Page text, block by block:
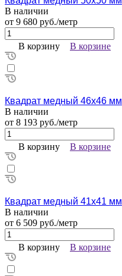
В наличии
от 9 680 руб./метр
В корзину В корзине
Квадрат медный 46х46 мм
В наличии
от 8 193 руб./метр
В корзину В корзине
Квадрат медный 41х41 мм
В наличии
от 6 509 руб./метр
В корзину В корзине